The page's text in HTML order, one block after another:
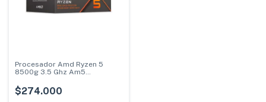
Procesador Amd Ryzen 5
8500g 3.5 Ghz Am5
$274.000